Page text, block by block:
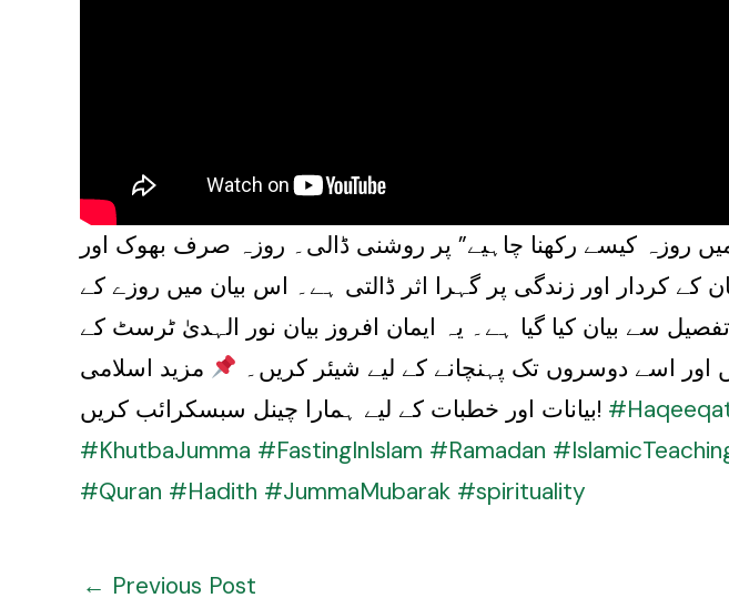
روزہ کیسے رکھنا چاہیے” پر روشنی ڈالی۔ روزہ صرف بھوک اور
کے کردار اور زندگی پر گہرا اثر ڈالتی ہے۔ اس بیان میں روزے کے
سے بیان کیا گیا ہے۔ یہ ایمان افروز بیان نور الہدیٰ ٹرسٹ کے
اور اسے دوسروں تک پہنچانے کے لیے شیئر کریں۔
مزید اسلامی
بیانات اور خطبات کے لیے ہمارا چینل سبسکرائب کریں!
#KhutbaJumma #FastingInIslam #Ramadan
#Quran #Hadith #JummaMubarak #spirituality
← Previous Post